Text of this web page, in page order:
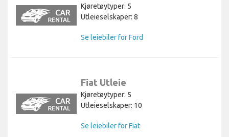
Kjøretøytyper: 5
Utleieselskaper: 8
Se leiebiler for Ford
Fiat Utleie
Kjøretøytyper: 5
Utleieselskaper: 10
Se leiebiler for Fiat